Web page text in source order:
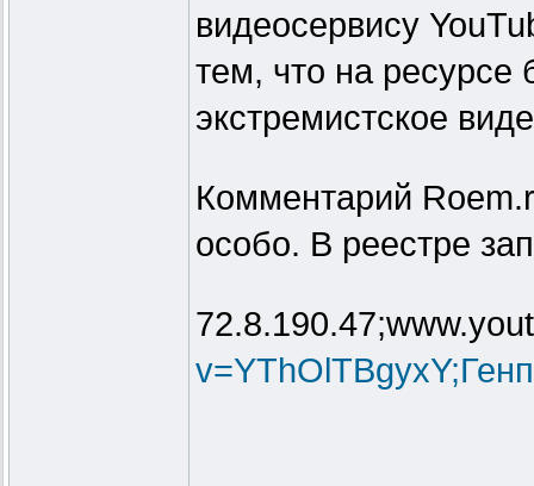
видеосервису
тем, что на
экстремистское
Комментарий
особо. В реестре